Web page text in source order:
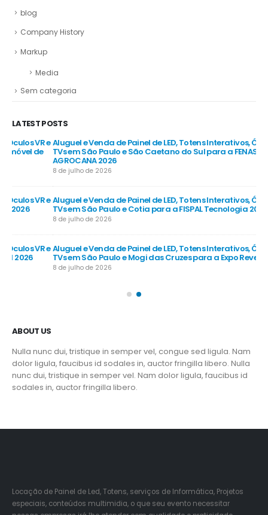
blog
Company History
Markup
Media
Sem categoria
LATEST POSTS
Aluguel e Venda de Painel de LED, Totens Interativos, Óculos VR e
TVs em São Paulo e São Caetano do Sul para a FENASUCRO &
AGROCANA 2026
8 de julho de 2026
Aluguel e Venda de Painel de LED, Totens Interativos, Óculos VR e
TVs em São Paulo e Cotia para a FISPAL Tecnologia 2026
8 de julho de 2026
Aluguel e Venda de Painel de LED, Totens Interativos, Óculos VR e
TVs em São Paulo e Mogi das Cruzes para a Expo Revestir 2026
8 de julho de 2026
ABOUT US
Nulla nunc dui, tristique in semper vel, congue sed ligula. Nam
dolor ligula, faucibus id sodales in, auctor fringilla libero. Nulla
nunc dui, tristique in semper vel. Nam dolor ligula, faucibus id
sodales in, auctor fringilla libero.
Locação de Painel de Led, Totens, serviços de Informática, Projetos
especiais, conteúdos multimidia, o que seu evento necessitar